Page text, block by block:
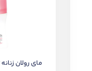
ماي رولان